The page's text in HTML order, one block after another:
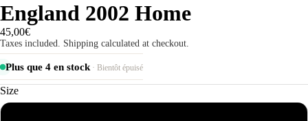
England 2002 Home
45,00€
Taxes included. Shipping calculated at checkout.
Plus que 4 en stock· Bientôt épuisé
Size